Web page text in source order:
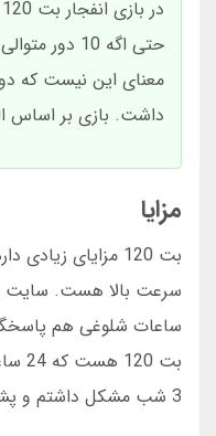
حتی اگه 10
معنای این نیست که
داشت. بازی بر اساس
مزایا
بت 120 مزایای
ساعات شلوغی هم
بت
3 شب مشکل داشتم و پشتیبانی فوری جواب داد.